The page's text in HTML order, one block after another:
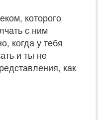
которого
с ним
когда у тебя
и ты не
как